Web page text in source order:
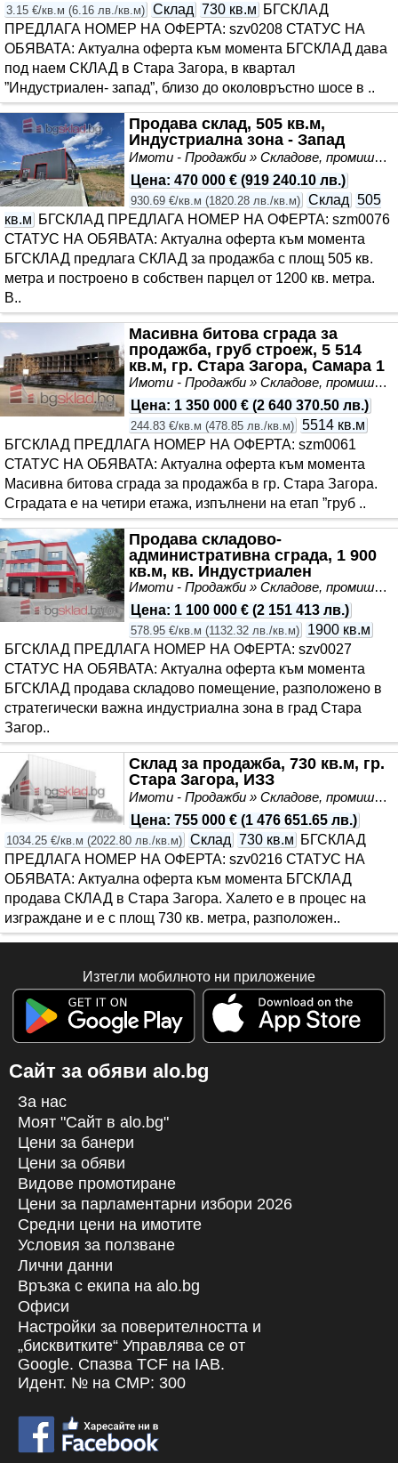
3.15 €/кв.м (6.16 лв./кв.м) Склад 730 кв.м БГСКЛАД
ПРЕДЛАГА НОМЕР НА ОФЕРТА: szv0208 СТАТУС НА
ОБЯВАТА: Актуална оферта към момента БГСКЛАД дава
под наем СКЛАД в Стара Загора, в квартал
”Индустриален- запад”, близо до околовръстно шосе в ..
Продава склад, 505 кв.м,
Индустриална зона - Запад
Имоти - Продажби » Складове, промишлени и стопански имоти
Цена: 470 000 € (919 240.10 лв.)
930.69 €/кв.м (1820.28 лв./кв.м) Склад 505
кв.м БГСКЛАД ПРЕДЛАГА НОМЕР НА ОФЕРТА: szm0076
СТАТУС НА ОБЯВАТА: Актуална оферта към момента
БГСКЛАД предлага СКЛАД за продажба с площ 505 кв.
метра и построено в собствен парцел от 1200 кв. метра.
В..
Масивна битова сграда за
продажба, груб строеж, 5 514
кв.м, гр. Стара Загора, Самара 1
Имоти - Продажби » Складове, промишлени и стопански имоти
Цена: 1 350 000 € (2 640 370.50 лв.)
244.83 €/кв.м (478.85 лв./кв.м) 5514 кв.м
БГСКЛАД ПРЕДЛАГА НОМЕР НА ОФЕРТА: szm0061
СТАТУС НА ОБЯВАТА: Актуална оферта към момента
Масивна битова сграда за продажба в гр. Стара Загора.
Сградата е на четири етажа, изпълнени на етап ”груб ..
Продава складово-
административна сграда, 1 900
кв.м, кв. Индустриален
Имоти - Продажби » Складове, промишлени и стопански имоти
Цена: 1 100 000 € (2 151 413 лв.)
578.95 €/кв.м (1132.32 лв./кв.м)
1900 кв.м
БГСКЛАД ПРЕДЛАГА НОМЕР НА ОФЕРТА: szv0027
СТАТУС НА ОБЯВАТА: Актуална оферта към момента
БГСКЛАД продава складово помещение, разположено в
стратегически важна индустриална зона в град Стара
Загор..
Склад за продажба, 730 кв.м, гр.
Стара Загора, ИЗЗ
Имоти - Продажби » Складове, промишлени и стопански имоти
Цена: 755 000 € (1 476 651.65 лв.)
1034.25 €/кв.м (2022.80 лв./кв.м) Склад 730 кв.м БГСКЛАД
ПРЕДЛАГА НОМЕР НА ОФЕРТА: szv0216 СТАТУС НА
ОБЯВАТА: Актуална оферта към момента БГСКЛАД
продава СКЛАД в Стара Загора. Халето е в процес на
изграждане и е с площ 730 кв. метра, разположен..
Изтегли мобилното ни приложение
Сайт за обяви alo.bg
За нас
Моят "Сайт в alo.bg"
Цени за банери
Цени за обяви
Видове промотиране
Цени за парламентарни избори 2026
Средни цени на имотите
Условия за ползване
Лични данни
Връзка с екипa на alo.bg
Офиси
Настройки за поверителността и
„бисквитките“ Управлява се от
Google. Спазва TCF на IAB.
Идент. № на CMP: 300